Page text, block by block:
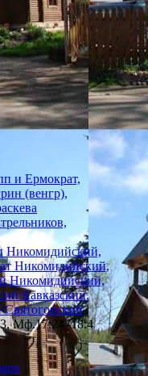
и Ермократ,
(венгр),
Никомидийский,
Никомидийский,
Никомидийский,
Кавказский,
Мф.17:24–18:4